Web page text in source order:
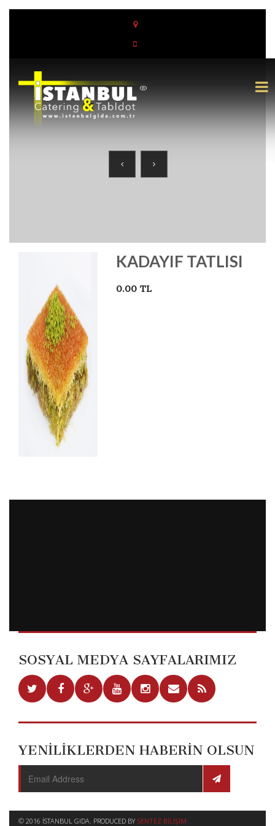
KADAYIF TATLISI
0.00 TL
SOSYAL MEDYA SAYFALARIMIZ
YENİLİKLERDEN HABERİN OLSUN
© 2016 İSTANBUL GIDA. PRODUCED BY SENTEZ BILIŞIM